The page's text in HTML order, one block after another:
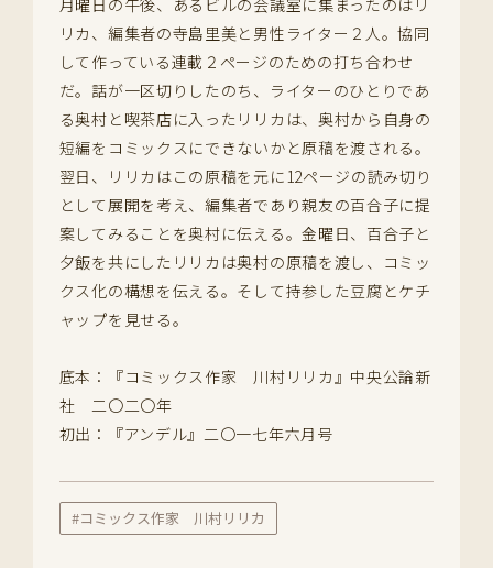
月曜日の午後、あるビルの会議室に集まったのはリ
リカ、編集者の寺島里美と男性ライター２人。協同
して作っている連載２ページのための打ち合わせ
だ。話が一区切りしたのち、ライターのひとりであ
る奥村と喫茶店に入ったリリカは、奥村から自身の
短編をコミックスにできないかと原稿を渡される。
翌日、リリカはこの原稿を元に12ページの読み切り
として展開を考え、編集者であり親友の百合子に提
案してみることを奥村に伝える。金曜日、百合子と
夕飯を共にしたリリカは奥村の原稿を渡し、コミッ
クス化の構想を伝える。そして持参した豆腐とケチ
ャップを見せる。
底本：『コミックス作家 川村リリカ』中央公論新
社 二〇二〇年
初出：『アンデル』二〇一七年六月号
#コミックス作家 川村リリカ